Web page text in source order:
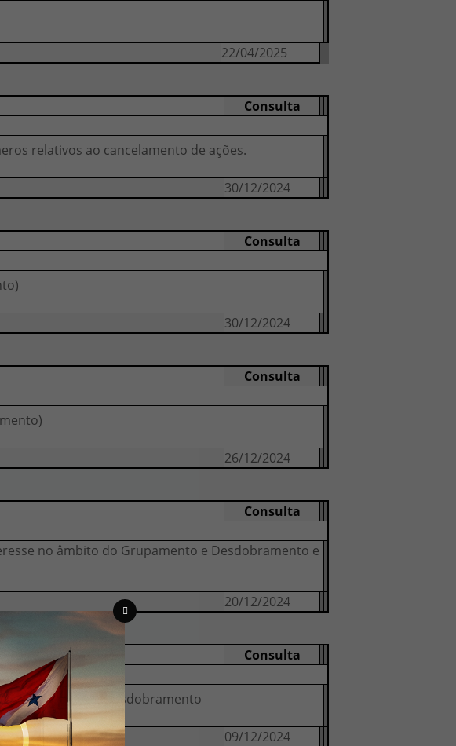
22/04/2025
Consulta
relativos ao cancelamento de ações.
30/12/2024
Consulta
30/12/2024
Consulta
26/12/2024
Consulta
no âmbito do Grupamento e Desdobramento e
20/12/2024
Consulta
Grupamento e Desdobramento
09/12/2024